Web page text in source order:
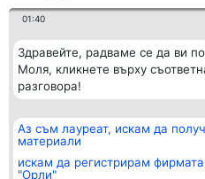
01:40
Здравейте, радваме се да ви
Моля, кликнете върху
разговора!
Аз съм лауреат, искам да
материали
искам да регистрирам
"Орли"
Организатор на
класиране
BulevardulAleea Timișul De
всички